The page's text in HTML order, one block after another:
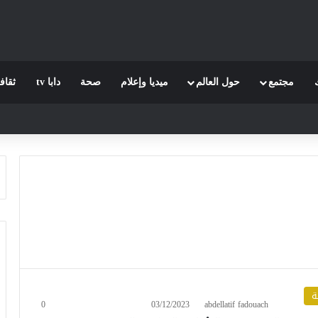
مجتمع حول العالم ميديا وإعلام صحة دابا tv
abdellatif fadouach
03/12/2023
0